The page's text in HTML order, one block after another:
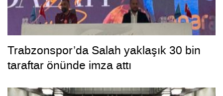
Trabzonspor’da Salah yaklaşık 30 bin
taraftar önünde imza attı